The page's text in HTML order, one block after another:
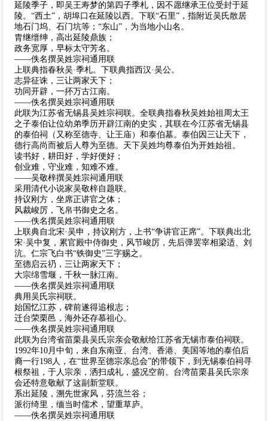
延陵季子，即吴王寿梦的第四子季札，因不愿继承王位受封于延
陵。“西土”，胡埠口在延陵以西。下联“石里”，指附近吴氏散居
地石门坞、石门坑等；“东山”，为当地小山名。
胄继缙绅，高出延陵鼎族；
政务宽厚，早标太守芳名。
——佚名撰吴姓宗祠通用联
上联典指春秋吴·季札。下联典指西汉·吴公。
志异征诛，三让两家天下；
功同开辟，一抔万古江南。
——佚名撰吴姓宗祠通用联
此联为江苏省无锡县吴姓宗祠联。全联典指春秋吴姓始祖周太王
之子泰伯让位幼弟季历开辟江南的史实，其联在今江苏省无锡县
的泰伯祠（又称至德寺、让王庙）和泰伯墓。泰伯因三让天下，
德行高尚而被后人尊为至德。天下吴姓均尊泰伯为开姓始祖。
读书好，耕田好，学好便好；
创业难，守业难，知难不难。
——吴敬梓撰吴姓宗祠通用联
采用清代小说家吴敬梓自题联。
持议刚方，坐席正讲官之体；
风裁峻厉，飞帛书御史之名。
——佚名撰吴姓宗祠通用联
上联典自北宋·吴申，持议刚方，上书“争讲官正席”。下联典出北
宋·吴中复，累官殿中侍御史，风节峻厉，先后弹罢宰相梁适、刘
沆。仁宗飞白书“铁御史”三字赐之。
至德启云礽，三让两家天下；
大宗绵雪堰，千秋一脉江南。
——佚名撰吴姓宗祠通用联
典用吴氏宗祠联。
始国忆江苏，碑前遂得追根志；
迁台荣栗邑，海外还存慕祖心。
——佚名撰吴姓宗祠通用联
此联为台湾省苗栗县吴氏宗亲会敬献给江苏省无锡市泰伯祠联。
1992年10月中旬，来自东南亚、台湾、香港、美国等地的泰伯后
裔一行198人，在“世界至德宗亲总会”的带领下，到无锡泰伯祠寻
根祭祖，于人宗亲，洒扫成礼，盛况空前。台湾苗栗县吴氏宗亲
会还特意敬献了这副新堂联。
系出延陵，溯先世家风，芬流兰谷；
派衍绮里，缅当时儒术，望重草庐。
——佚名撰吴姓宗祠通用联